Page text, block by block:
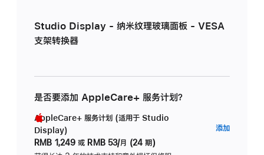
Studio Display - 纳米纹理玻璃面板 - VESA
支架转换器
是否要添加 AppleCare+ 服务计划？
AppleCare+ 服务计划 (适用于 Studio
Display)
RMB 1,249 或 RMB 53/月 (24 期)
添加